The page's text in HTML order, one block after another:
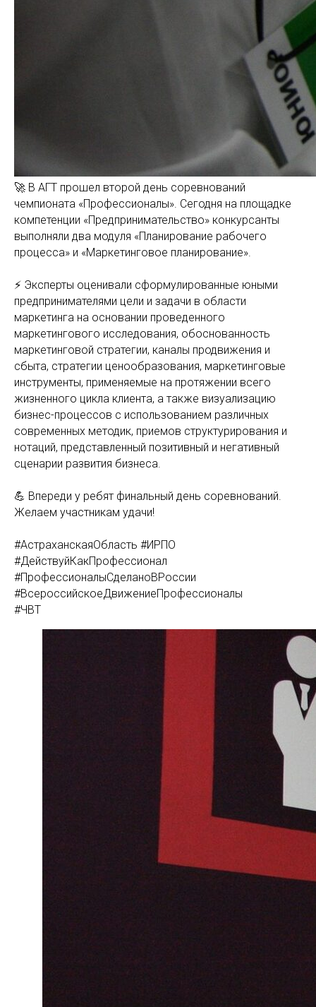
🚀 В АГТ прошел второй день соревнований
чемпионата «Профессионалы». Сегодня на площадке
компетенции «Предпринимательство» конкурсанты
выполняли два модуля «Планирование рабочего
процесса» и «Маркетинговое планирование».
⚡️ Эксперты оценивали сформулированные юными
предпринимателями цели и задачи в области
маркетинга на основании проведенного
маркетингового исследования, обоснованность
маркетинговой стратегии, каналы продвижения и
сбыта, стратегии ценообразования, маркетинговые
инструменты, применяемые на протяжении всего
жизненного цикла клиента, а также визуализацию
бизнес-процессов с использованием различных
современных методик, приемов структурирования и
нотаций, представленный позитивный и негативный
сценарии развития бизнеса.
💪 Впереди у ребят финальный день соревнований.
Желаем участникам удачи!
#АстраханскаяОбласть #ИРПО
#ДействуйКакПрофессионал
#ПрофессионалыСделаноВРоссии
#ВсероссийскоеДвижениеПрофессионалы
#ЧВТ